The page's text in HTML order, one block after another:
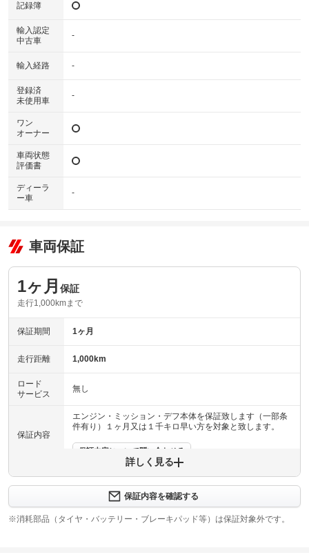
記録簿
輸入認定
中古車
-
輸入経路 -
登録済
未使用車
-
ワン
オーナー
車両状態
評価書
ディーラ
ー車
-
車両保証
1ヶ月 保証
走行1,000kmまで
保証期間 1ヶ月
走行距離 1,000km
ロード
サービス
無し
保証内容
エンジン・ミッション・デフ本体を保証致します（一部条
件有り）１ヶ月又は１千キロ早い方を対象と致します。
保証内容について問い合わせる
保証項目 -
修理回数 -
詳しく見る
保証内容を確認する
※消耗部品（タイヤ・バッテリー・ブレーキパッド等）は保証対象外です。